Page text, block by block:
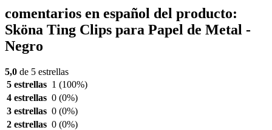
comentarios en español del producto:
Sköna Ting Clips para Papel de Metal -
Negro
5,0 de 5 estrellas
5 estrellas 1 (100%)
4 estrellas 0 (0%)
3 estrellas 0 (0%)
2 estrellas 0 (0%)